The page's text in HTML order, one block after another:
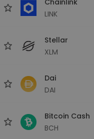
LINK
Stellar
XLM
Dai
DAI
Bitcoin Cash
BCH